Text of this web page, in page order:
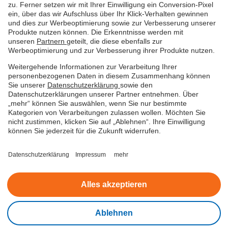
zu. Ferner setzen wir mit Ihrer Einwilligung ein Conversion-Pixel
ein, über das wir Aufschluss über Ihr Klick-Verhalten gewinnen
und dies zur Werbeoptimierung sowie zur Verbesserung unserer
Produkte nutzen können. Die Erkenntnisse werden mit
unseren Partnern geteilt, die diese ebenfalls zur
Werbeoptimierung und zur Verbesserung ihrer Produkte nutzen.
Weitergehende Informationen zur Verarbeitung Ihrer
personenbezogenen Daten in diesem Zusammenhang können
Sie unserer Datenschutzerklärung sowie den
Datenschutzerklärungen unserer Partner entnehmen. Über
„mehr“ können Sie auswählen, wenn Sie nur bestimmte
Kategorien von Verarbeitungen zulassen wollen. Möchten Sie
nicht zustimmen, klicken Sie auf „Ablehnen“. Ihre Einwilligung
können Sie jederzeit für die Zukunft widerrufen.
Datenschutzerklärung Impressum mehr
Ablehnen
Alles akzeptieren
Datenschutz Nutzungsbedingungen Impressum